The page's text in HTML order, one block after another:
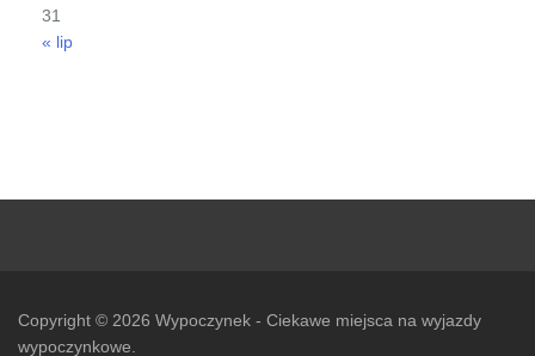
« lip
31
Copyright © 2026 Wypoczynek - Ciekawe miejsca na wyjazdy
wypoczynkowe.